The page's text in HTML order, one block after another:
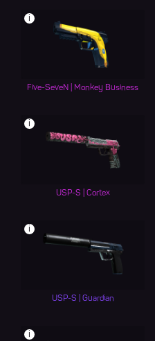
i
Five-SeveN | Monkey Business
i
USP-S | Cortex
i
USP-S | Guardian
i